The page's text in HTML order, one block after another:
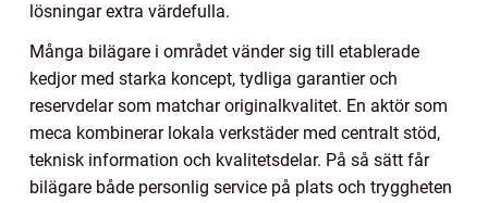
lösningar extra värdefulla.
Många bilägare i området vänder sig till etablerade
kedjor med starka koncept, tydliga garantier och
reservdelar som matchar originalkvalitet. En aktör som
meca kombinerar lokala verkstäder med centralt stöd,
teknisk information och kvalitetsdelar. På så sätt får
bilägare både personlig service på plats och tryggheten